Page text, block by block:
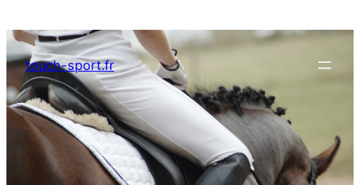
au
contenu
touch-sport.fr